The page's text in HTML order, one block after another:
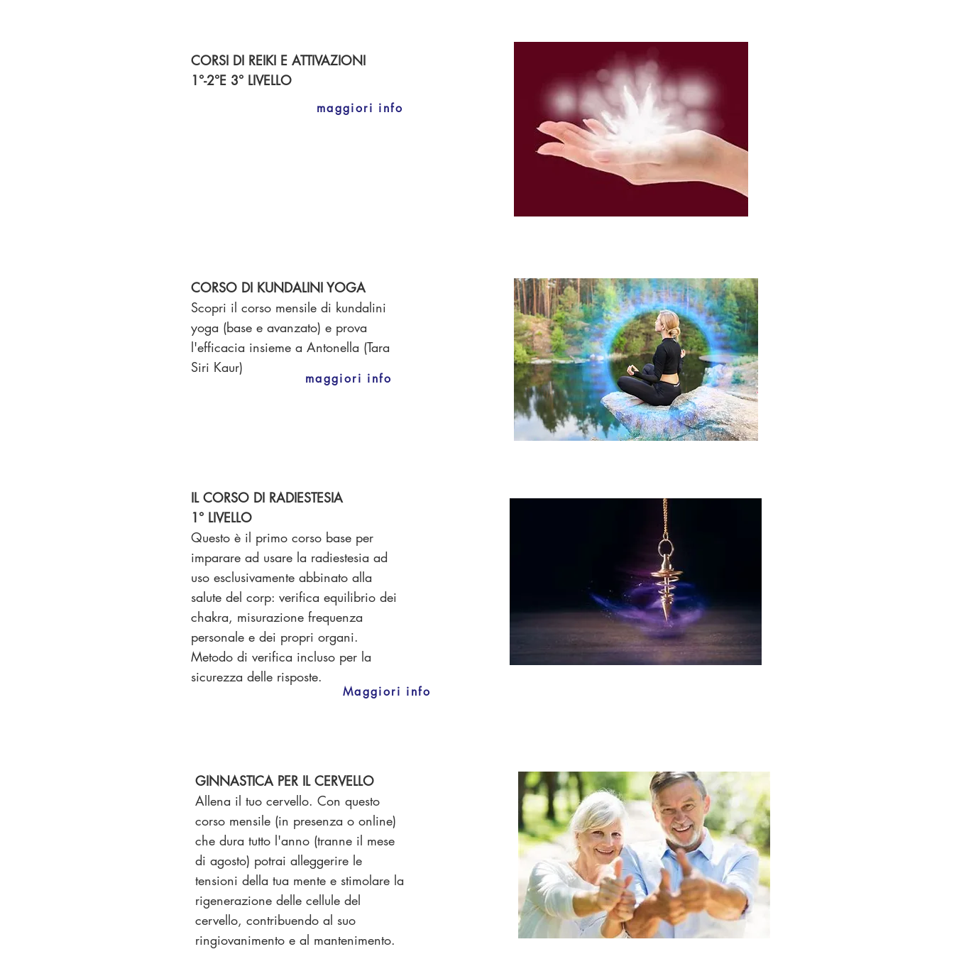
CORSI DI REIKI E ATTIVAZIONI
1°-2°E 3° LIVELLO
maggiori info
CORSO DI KUNDALINI YOGA
Scopri il corso mensile di kundalini
yoga (base e avanzato) e prova
l'efficacia insieme a Antonella (Tara
Siri Kaur)
maggiori info
IL CORSO DI RADIESTESIA
1° LIVELLO
Questo è il primo corso base per
imparare ad usare la radiestesia ad
uso esclusivamente abbinato alla
salute del corp: verifica equilibrio dei
chakra, misurazione frequenza
personale e dei propri organi.
Metodo di verifica incluso per la
sicurezza delle risposte.
Maggiori info
GINNASTICA PER IL CERVELLO
Allena il tuo cervello. Con questo
corso mensile (in presenza o online)
che dura tutto l'anno (tranne il mese
di agosto) potrai alleggerire le
tensioni della tua mente e stimolare la
rigenerazione delle cellule del
cervello, contribuendo al suo
ringiovanimento e al mantenimento.